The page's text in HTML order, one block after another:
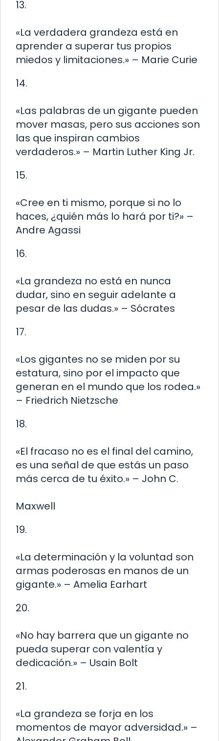
13.
«La verdadera grandeza está en
aprender a superar tus propios
miedos y limitaciones.» – Marie Curie
14.
«Las palabras de un gigante pueden
mover masas, pero sus acciones son
las que inspiran cambios
verdaderos.» – Martin Luther King Jr.
15.
«Cree en ti mismo, porque si no lo
haces, ¿quién más lo hará por ti?» –
Andre Agassi
16.
«La grandeza no está en nunca
dudar, sino en seguir adelante a
pesar de las dudas.» – Sócrates
17.
«Los gigantes no se miden por su
estatura, sino por el impacto que
generan en el mundo que los rodea.»
– Friedrich Nietzsche
18.
«El fracaso no es el final del camino,
es una señal de que estás un paso
más cerca de tu éxito.» – John C.
Maxwell
19.
«La determinación y la voluntad son
armas poderosas en manos de un
gigante.» – Amelia Earhart
20.
«No hay barrera que un gigante no
pueda superar con valentía y
dedicación.» – Usain Bolt
21.
«La grandeza se forja en los
momentos de mayor adversidad.» –